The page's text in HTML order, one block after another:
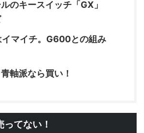
のキースイッチ「GX」
イマイチ。G600との組み
軸派なら買い！
ってない！